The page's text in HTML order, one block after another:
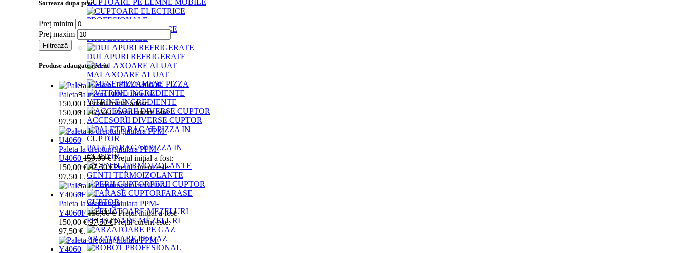
CUPTOARE PE LEMNE MOBILE
CUPTOARE ELECTRICE
PROFESIONALE
DULAPURI REFRIGERATE
MALAXOARE ALUAT
MESE PIZZA
VITRINE INGREDIENTE
ACCESORII DIVERSE CUPTOR
PALETE BAGAT PIZZA IN
CUPTOR
GENTI TERMOIZOLANTE
PERII CUPTOR
FARASE
CUPTOR
FELIATOARE MEZELURI
ARZATOARE PE GAZ
Sorteaza dupa pret
Preț minim
Preț maxim
Filtrează
Produse adaugate recent
Paleta la metru PPM-U4060F
150,00€ Prețul inițial a fost:
150,00 €.97,50€Prețul curent este:
97,50 €.
Paleta la dreptunghiulara PPM-
U4060 150,00€ Prețul inițial a fost:
150,00 €.97,50€Prețul curent este:
97,50 €.
Paleta la dreptunghiulara PPM-
Y4060F150,00€ Prețul inițial a fost:
150,00 €.97,50€Prețul curent este:
97,50 €.